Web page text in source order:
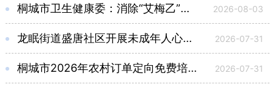
桐城市卫生健康委：消除“艾梅乙”母婴传播 守护妇幼健康 2026-08-03
龙眠街道盛唐社区开展未成年人心理健康知识宣传活动 2026-07-31
桐城市2026年农村订单定向免费培养医学生签订就业协议 2026-07-31